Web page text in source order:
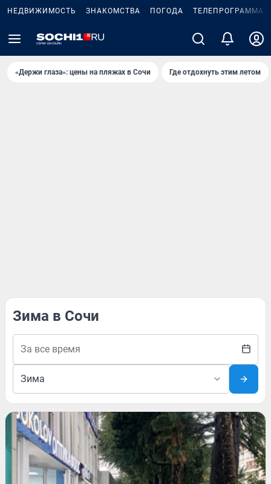
НЕДВИЖИМОСТЬ ЗНАКОМСТВА ПОГОДА ТЕЛЕПРОГРАММА
«Держи глаза»: цены на пляжах в Сочи Где отдохнуть этим летом
Зима в Сочи